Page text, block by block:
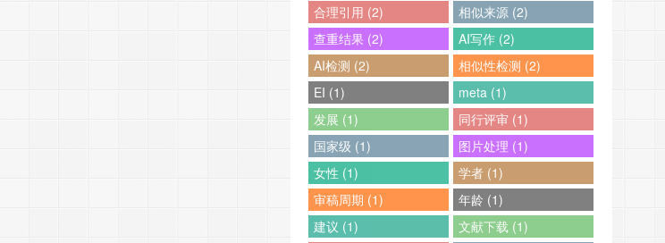
合理引用 (2)
相似来源 (2)
查重结果 (2)
AI写作 (2)
AI检测 (2)
相似性检测 (2)
EI (1)
meta (1)
发展 (1)
同行评审 (1)
国家级 (1)
图片处理 (1)
女性 (1)
学者 (1)
审稿周期 (1)
年龄 (1)
建议 (1)
文献下载 (1)